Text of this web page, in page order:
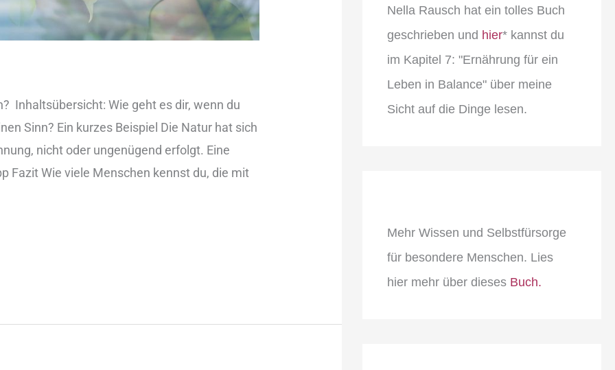
Inhaltsübersicht: Wie geht es dir, wenn du
Sinn? Ein kurzes Beispiel Die Natur hat sich
nicht oder ungenügend erfolgt. Eine
Fazit Wie viele Menschen kennst du, die mit
Nella Rausch hat ein tolles Buch
geschrieben und hier* kannst du
im Kapitel 7: "Ernährung für ein
Leben in Balance" über meine
Sicht auf die Dinge lesen.
Mehr Wissen und Selbstfürsorge
für besondere Menschen. Lies
hier mehr über dieses Buch.